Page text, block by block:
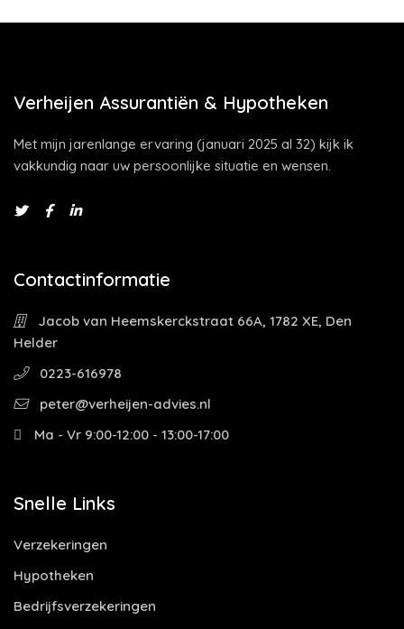
Verheijen Assurantiën & Hypotheken
Met mijn jarenlange ervaring (januari 2025 al 32) kijk ik
vakkundig naar uw persoonlijke situatie en wensen.
Contactinformatie
Jacob van Heemskerckstraat 66A, 1782 XE, Den
Helder
0223-616978
peter@verheijen-advies.nl
Ma - Vr 9:00-12:00 - 13:00-17:00
Snelle Links
Verzekeringen
Hypotheken
Bedrijfsverzekeringen